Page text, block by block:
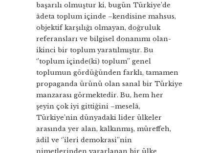
başarılı olmuştur ki, bugün Türkiye’de
âdeta toplum içinde –kendisine mahsus,
objektif karşılığı olmayan, doğruluk
referansları ve bilgisel donanımı olan-
ikinci bir toplum yaratılmıştır. Bu
‘’toplum içinde(ki) toplum’’ genel
toplumun gördüğünden farklı, tamamen
propaganda ürünü olan sanal bir Türkiye
manzarası görmektedir. Bu, hem her
şeyin çok iyi gittiğini –meselâ,
Türkiye’nin dünyadaki lider ülkeler
arasında yer alan, kalkınmış, müreffeh,
âdil ve ‘’ileri demokrasi’’nin